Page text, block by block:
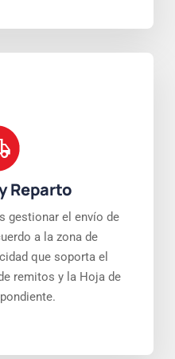
Reparto
gestionar el envío de
a la zona de
que soporta el
remitos y la Hoja de